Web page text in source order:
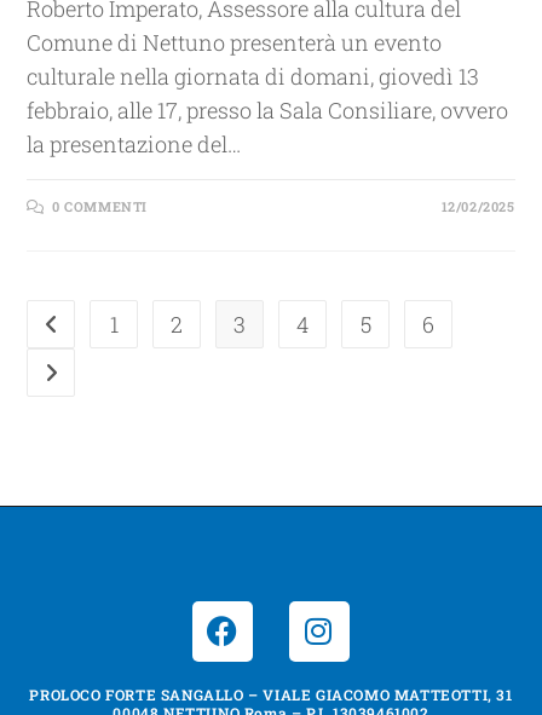
Roberto Imperato, Assessore alla cultura del
Comune di Nettuno presenterà un evento
culturale nella giornata di domani, giovedì 13
febbraio, alle 17, presso la Sala Consiliare, ovvero
la presentazione del…
0 COMMENTI 12/02/2025
1 2 3 4 5 6
PROLOCO FORTE SANGALLO – VIALE GIACOMO MATTEOTTI, 31